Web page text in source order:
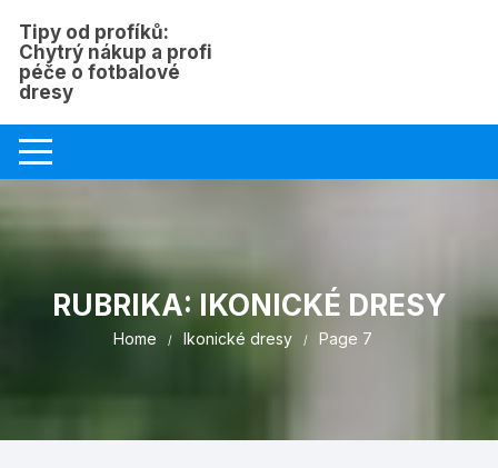
content
Tipy od profíků:
Chytrý nákup a profi
péče o fotbalové
dresy
RUBRIKA: IKONICKÉ DRESY
Home Ikonické dresy Page 7